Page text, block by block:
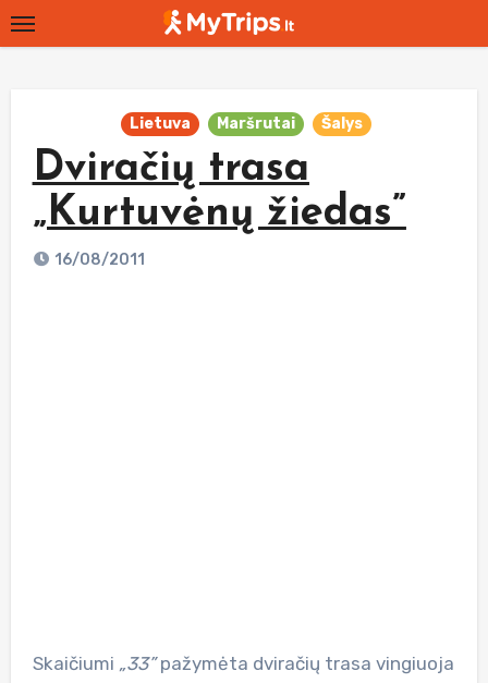
Skip
to
Lietuva Maršrutai Šalys
Dviračių trasa
„Kurtuvėnų žiedas”
16/08/2011
Skaičiumi „33”pažymėta dviračių trasa vingiuoja